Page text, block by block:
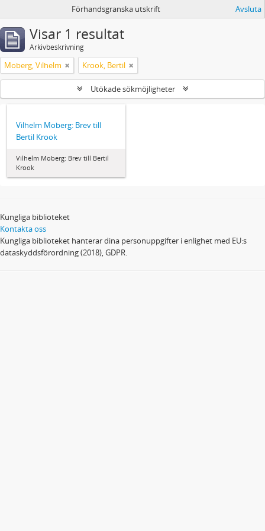
Förhandsgranska utskrift Avsluta
Visar 1 resultat
Arkivbeskrivning
Moberg, Vilhelm Krook, Bertil
Utökade sökmöjligheter
Vilhelm Moberg: Brev till
Bertil Krook
Vilhelm Moberg: Brev till Bertil
Krook
Kungliga biblioteket
Kontakta oss
Kungliga biblioteket hanterar dina personuppgifter i enlighet med EU:s
dataskyddsförordning (2018), GDPR.